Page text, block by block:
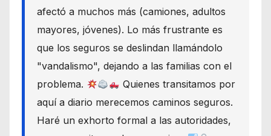
afectó a muchos más (camiones, adultos
mayores, jóvenes). Lo más frustrante es
que los seguros se deslindan llamándolo
"vandalismo", dejando a las familias con el
problema.
Quienes transitamos por
aquí a diario merecemos caminos seguros.
Haré un exhorto formal a las autoridades,